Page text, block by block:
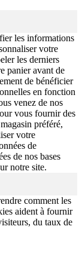
les informations
votre
les derniers
panier avant de
de bénéficier
en fonction
venez de nos
vous fournir des
préféré,
votre
de
de nos bases
notre site.
comment les
aident à fournir
du taux de